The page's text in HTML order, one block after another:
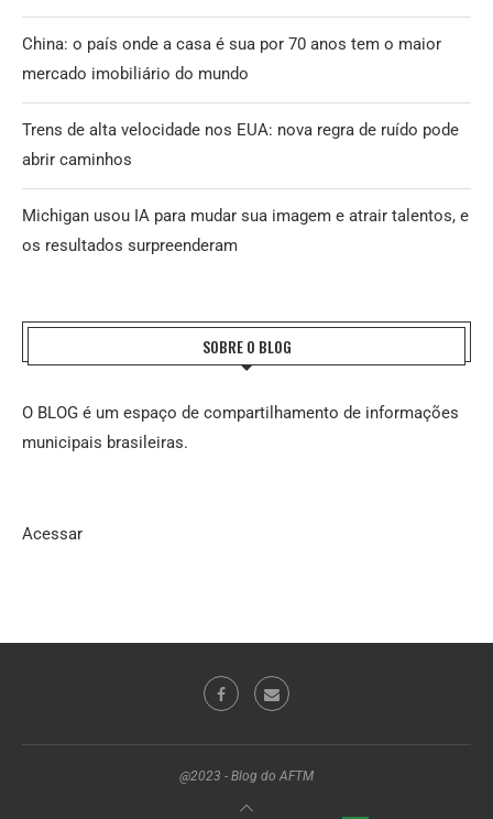
China: o país onde a casa é sua por 70 anos tem o maior
mercado imobiliário do mundo
Trens de alta velocidade nos EUA: nova regra de ruído pode
abrir caminhos
Michigan usou IA para mudar sua imagem e atrair talentos, e
os resultados surpreenderam
SOBRE O BLOG
O BLOG é um espaço de compartilhamento de informações
municipais brasileiras.
Acessar
@2023 - Blog do AFTM